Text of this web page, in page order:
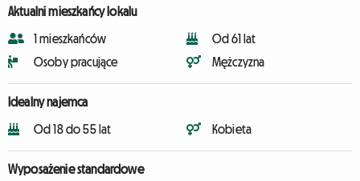
Aktualni mieszkańcy lokalu
1 mieszkańców
Osoby pracujące
Od 61 lat
Mężczyzna
Idealny najemca
Od 18 do 55 lat Kobieta
Wyposażenie standardowe